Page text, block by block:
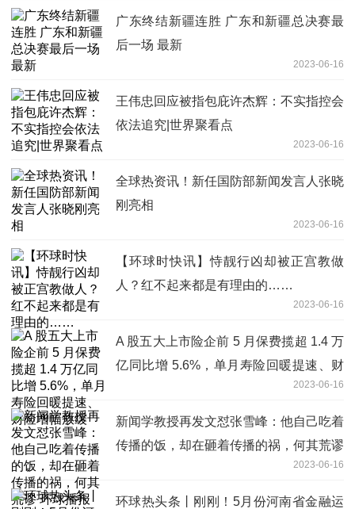
广东终结新疆连胜 广东和新疆总决赛最
后一场 最新
2023-06-16
王伟忠回应被指包庇许杰辉：不实指控会
依法追究|世界聚看点
2023-06-16
全球热资讯！新任国防部新闻发言人张晓
刚亮相
2023-06-16
【环球时快讯】恃靓行凶却被正宫教做
人？红不起来都是有理由的……
2023-06-16
A 股五大上市险企前 5 月保费揽超 1.4 万
亿同比增 5.6%，单月寿险回暖提速、财
2023-06-16
新闻学教授再发文怼张雪峰：他自己吃着
传播的饭，却在砸着传播的祸，何其荒谬
2023-06-16
环球热头条丨刚刚！5月份河南省金融运